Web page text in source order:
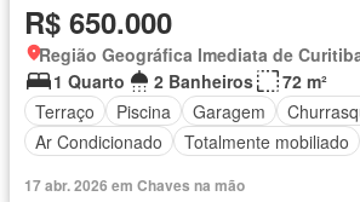
R$ 650.000
1 Quarto
2 Banheiros
72 m²
Terraço
Piscina Garagem
Ar Condicionado
Totalmente mobiliado
17 abr. 2026 em Chaves na mão